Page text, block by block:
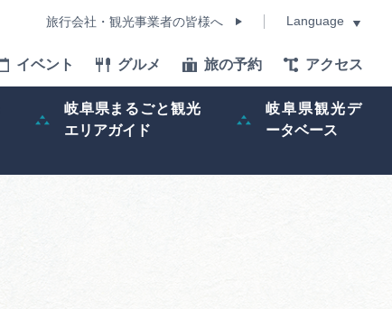
旅行会社・観光事業者の皆様へ Language
イベント グルメ 旅の予約 アクセス
岐阜県まるごと観光
エリアガイド
岐阜県観光デ
ータベース